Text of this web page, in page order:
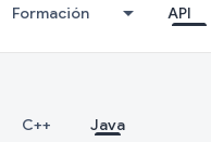
Formación API
C++ Java